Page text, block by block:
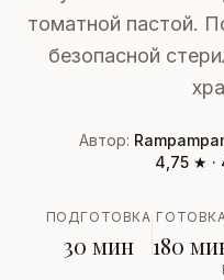
томатной пастой.
безопасной
Автор:
4,75 ★ ·
ПОДГОТОВКА
30 мин 180